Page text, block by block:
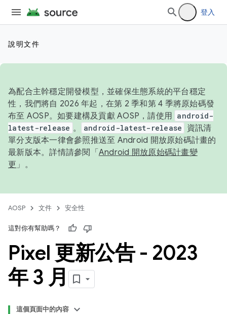
登入
說明文件
為配合主幹穩定開發模型，並確保生態系統的平台穩定
性，我們將自 2026 年起，在第 2 季和第 4 季將原始碼發
布至 AOSP。如要建構及貢獻 AOSP，請使用 android-
latest-release 。 android-latest-release
資訊清
單分支版本一律會參照推送至 Android 開放原始碼計畫的
最新版本。詳情請參閱「 Android 開放原始碼計畫變
更 」。
AOSP 文件 安全性
這對你有幫助嗎？
Pixel 更新公告 - 2023
年 3 月
這個頁面中的內容